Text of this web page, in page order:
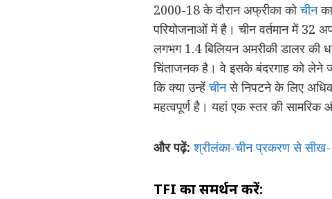
2000-18 के दौरान अफ्रीका कोचीन
परियोजनाओं में है। चीन वर्तमान में 32
लगभग 1.4 बिलियन अमरीकी डालर की
चिंताजनक है। वे इसके बंदरगाह को लेने
कि क्या उन्हेंचीनसे निपटने के लिए
महत्वपूर्ण है। यहां एक स्तर की
और पढ़ें:श्रीलंका-चीन प्रकरण से सीख-
TFI का समर्थन करें: